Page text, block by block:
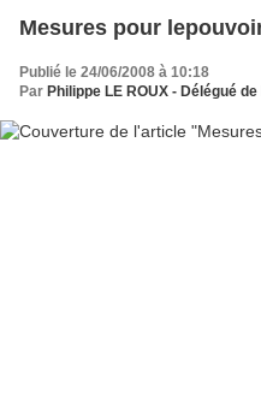
Mesures pour
Publié le 24/06/2008 à 10:18
Par Philippe LE ROUX - Délégué